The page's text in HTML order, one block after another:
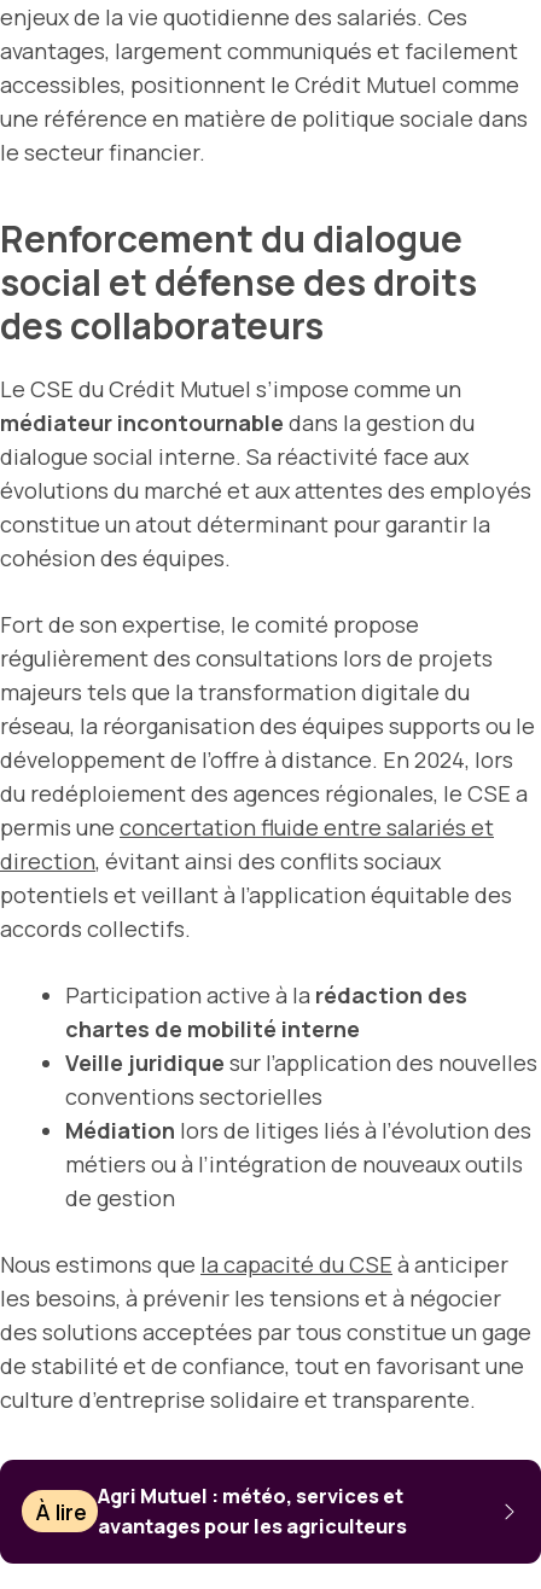
enjeux de la vie quotidienne des salariés. Ces
avantages, largement communiqués et facilement
accessibles, positionnent le Crédit Mutuel comme
une référence en matière de politique sociale dans
le secteur financier.
Renforcement du dialogue
social et défense des droits
des collaborateurs
Le CSE du Crédit Mutuel s’impose comme un
médiateur incontournable dans la gestion du
dialogue social interne. Sa réactivité face aux
évolutions du marché et aux attentes des employés
constitue un atout déterminant pour garantir la
cohésion des équipes.
Fort de son expertise, le comité propose
régulièrement des consultations lors de projets
majeurs tels que la transformation digitale du
réseau, la réorganisation des équipes supports ou le
développement de l’offre à distance. En 2024, lors
du redéploiement des agences régionales, le CSE a
permis une concertation fluide entre salariés et
direction, évitant ainsi des conflits sociaux
potentiels et veillant à l’application équitable des
accords collectifs.
Participation active à la rédaction des
chartes de mobilité interne
Veille juridique sur l’application des nouvelles
conventions sectorielles
Médiation lors de litiges liés à l’évolution des
métiers ou à l’intégration de nouveaux outils
de gestion
Nous estimons que la capacité du CSE à anticiper
les besoins, à prévenir les tensions et à négocier
des solutions acceptées par tous constitue un gage
de stabilité et de confiance, tout en favorisant une
culture d’entreprise solidaire et transparente.
À lire
Agri Mutuel : météo, services et
avantages pour les agriculteurs